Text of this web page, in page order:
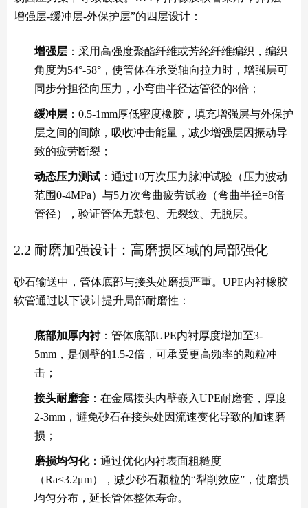
增强层-缓冲层-外保护层”的四层设计：
增强层 ：采用高强度聚酯纤维或芳纶纤维编织，编织
角度为54°-58°，使管体在承受轴向拉力时，增强层可
同步分担径向压力，小弯曲半径达管径的8倍；
缓冲层 ：0.5-1mm厚低密度橡胶，填充增强层与外保护
层之间的间隙，吸收冲击能量，减少增强层因振动导
致的疲劳断裂；
动态压力测试 ：通过10万次压力脉冲试验（压力波动
范围0-4MPa）与5万次弯曲疲劳试验（弯曲半径=8倍
管径），验证管体无鼓包、无裂纹、无脱层。
2.2 耐磨加强设计：高磨损区域的局部强化
砂石输送中，管体底部与接头处磨损严重。UPE内衬橡胶
软管通过以下设计提升局部耐磨性：
底部加厚内衬：管体底部UPE内衬厚度增加至3-
5mm，是侧壁的1.5-2倍，可承受更高频率的颗粒冲
击；
接头耐磨套 ：在金属接头内壁嵌入UPE耐磨套，厚度
2-3mm，避免砂石在接头处因流速变化导致的加速磨
损；
磨损均匀化：通过优化内衬表面粗糙度
（Ra≤3.2μm），减少砂石颗粒的“犁削效应”，使磨损
均匀分布，延长管体整体寿命。